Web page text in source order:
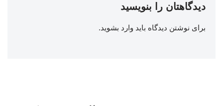
دیدگاهتان را بنویسید
برای نوشتن دیدگاه باید وارد بشوید.